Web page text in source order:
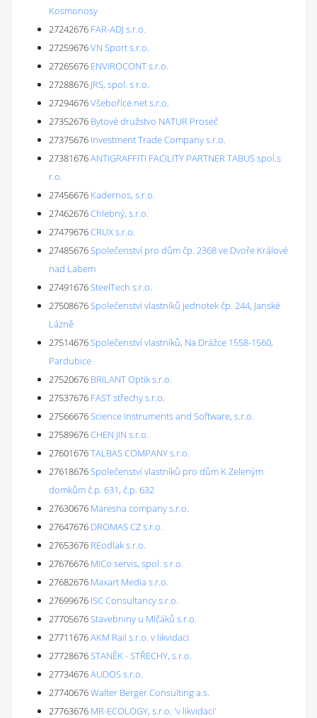
Kosmonosy
27242676 FAR-ADJ s.r.o.
27259676VN Sport s.r.o.
27265676 ENVIROCONT s.r.o.
27288676 JRS, spol. s r.o.
27294676Všebořice.net s.r.o.
27352676 Bytové družstvo NATUR Proseč
27375676 Investment Trade Company s.r.o.
27381676ANTIGRAFFITI FACILITY PARTNER TABUS spol.s
r.o.
27456676 Kadernos, s.r.o.
27462676Chlebný, s.r.o.
27479676CRUX s.r.o.
27485676Společenství pro dům čp. 2368 ve Dvoře Králové
nad Labem
27491676SteelTech s.r.o.
27508676Společenství vlastníků jednotek čp. 244, Janské
Lázně
27514676Společenství vlastníků, Na Drážce 1558-1560,
Pardubice
27520676 BRILANT Optik s.r.o.
27537676 FAST střechy s.r.o.
27566676Science Instruments and Software, s.r.o.
27589676CHEN JIN s.r.o.
27601676TALBAS COMPANY s.r.o.
27618676Společenství vlastníků pro dům K Zeleným
domkům č.p. 631, č.p. 632
27630676 Maresna company s.r.o.
27647676 DROMAS CZ s.r.o.
27653676 REodlak s.r.o.
27676676 MICo servis, spol. s r.o.
27682676 Maxart Media s.r.o.
27699676 ISC Consultancy s.r.o.
27705676Stavebniny u Mlčáků s.r.o.
27711676AKM Rail s.r.o. v likvidaci
27728676STANĚK - STŘECHY, s.r.o.
27734676AUDOS s.r.o.
27740676Walter Berger Consulting a.s.
27763676 MR-ECOLOGY, s.r.o. 'v likvidaci'